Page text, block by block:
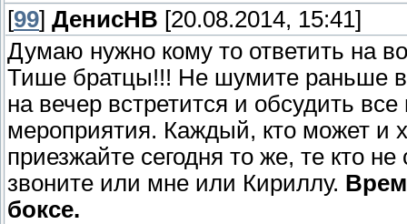
[99] ДенисНВ [20.08.2014, 15:41]
Думаю нужно кому то ответить на
Тише братцы!!! Не шумите раньше
на вечер встретится и обсудить
мероприятия. Каждый, кто может и
приезжайте сегодня то же, те кто
звоните или мне или Кириллу.
боксе.